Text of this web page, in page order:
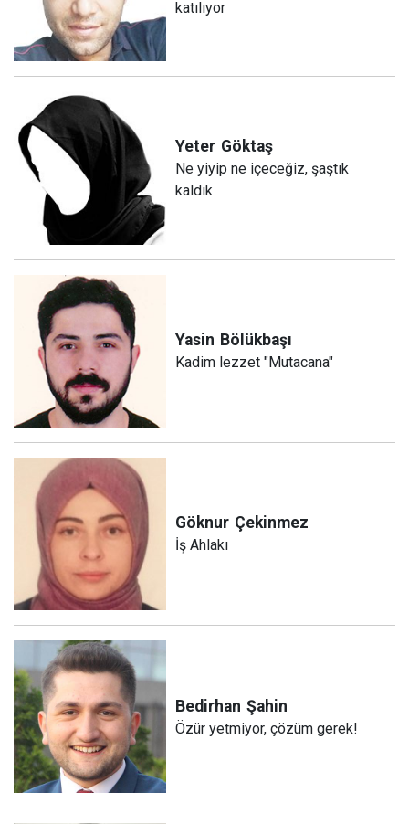
katılıyor
Yeter Göktaş
Ne yiyip ne içeceğiz, şaştık
kaldık
Yasin Bölükbaşı
Kadim lezzet "Mutacana"
Göknur Çekinmez
İş Ahlakı
Bedirhan Şahin
Özür yetmiyor, çözüm gerek!